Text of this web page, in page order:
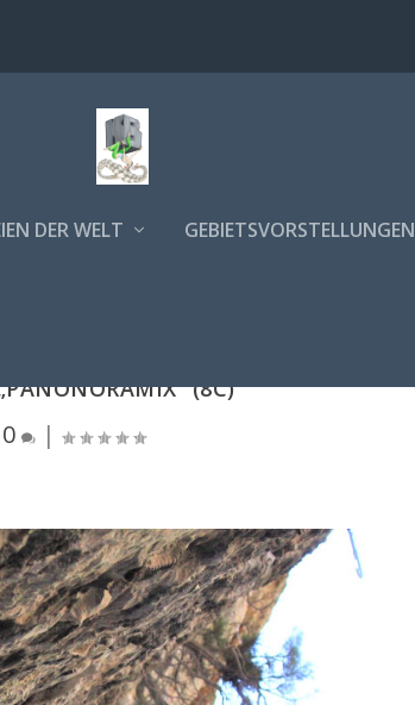
DER WELT GEBIETSVORSTELLUNGEN
(8C)
0 |